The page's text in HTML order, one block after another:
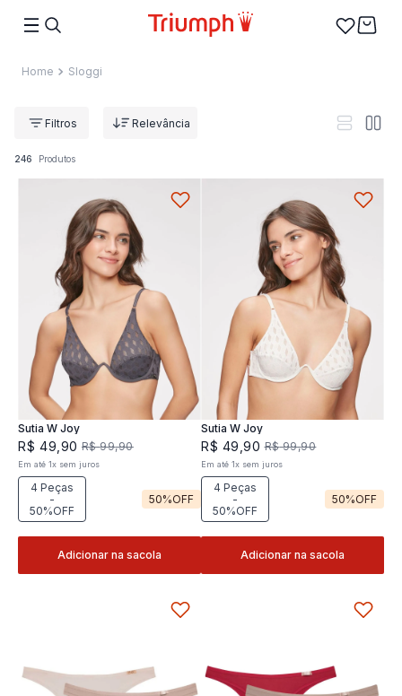
Sloggi
Relevância
246 Produtos
Sutia W Joy
R$ 49 90 R$ 99,90
Em até1x sem juros
4 Peças
-
50%OFF
50%OFF
Adicionar na sacola
Sutia W Joy
R$ 49 ,90 R$ 99,90
Em até 1x sem juros
4 Peças
-
50%OFF
50%OFF
Adicionar na sacola